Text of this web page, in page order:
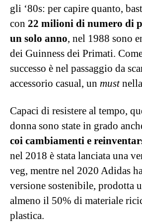
gli ‘80s: per capire quanto,
con 22 milioni di numero di
un solo anno, nel 1988 sono
dei Guinness dei Primati.
successo è nel passaggio da
accessorio casual, un must
Capaci di resistere al tempo,
donna sono state in grado
coi cambiamenti e
nel 2018 è stata lanciata una
veg, mentre nel 2020 Adidas
versione sostenibile, prodotta
almeno il 50% di materiale
plastica.